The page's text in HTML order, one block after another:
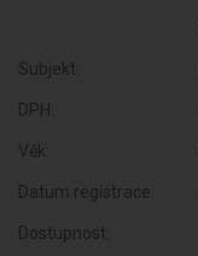
Subjekt:
DPH:
Věk:
Datum registrace:
Dostupnost: